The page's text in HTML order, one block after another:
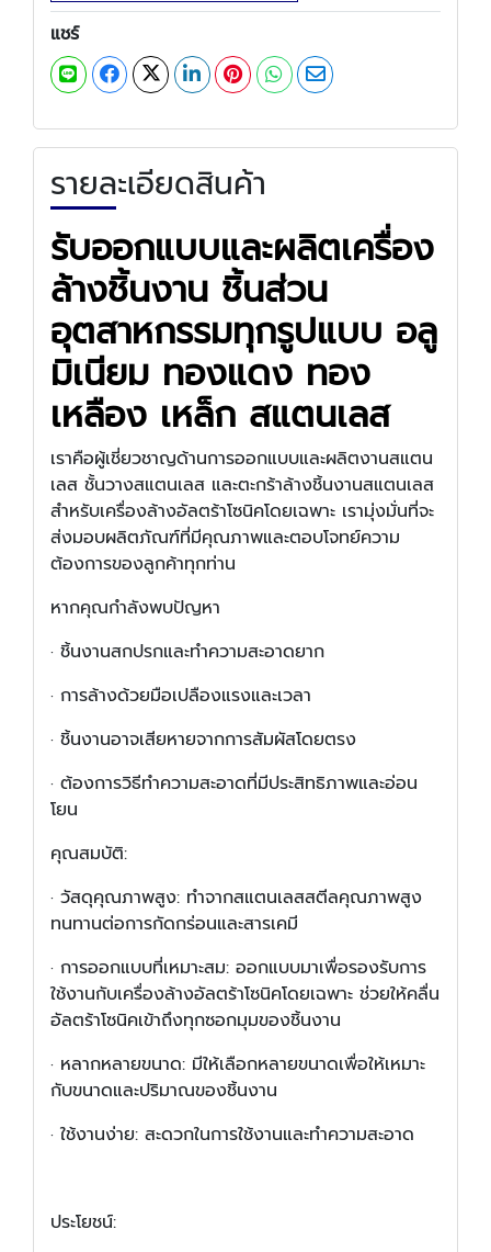
แชร์
รายละเอียดสินค้า
รับออกแบบและผลิตเครื่อง
ล้างชิ้นงาน ชิ้นส่วน
อุตสาหกรรมทุกรูปแบบ อลู
มิเนียม ทองแดง ทอง
เหลือง เหล็ก สแตนเลส
เราคือผู้เชี่ยวชาญด้านการออกแบบและผลิตงานสแตน
เลส ชั้นวางสแตนเลส และตะกร้าล้างชิ้นงานสแตนเลส
สำหรับเครื่องล้างอัลตร้าโซนิคโดยเฉพาะ เรามุ่งมั่นที่จะ
ส่งมอบผลิตภัณฑ์ที่มีคุณภาพและตอบโจทย์ความ
ต้องการของลูกค้าทุกท่าน
หากคุณกำลังพบปัญหา
· ชิ้นงานสกปรกและทำความสะอาดยาก
· การล้างด้วยมือเปลืองแรงและเวลา
· ชิ้นงานอาจเสียหายจากการสัมผัสโดยตรง
· ต้องการวิธีทำความสะอาดที่มีประสิทธิภาพและอ่อน
โยน
คุณสมบัติ:
· วัสดุคุณภาพสูง: ทำจากสแตนเลสสตีลคุณภาพสูง
ทนทานต่อการกัดกร่อนและสารเคมี
· การออกแบบที่เหมาะสม: ออกแบบมาเพื่อรองรับการ
ใช้งานกับเครื่องล้างอัลตร้าโซนิคโดยเฉพาะ ช่วยให้คลื่น
อัลตร้าโซนิคเข้าถึงทุกซอกมุมของชิ้นงาน
· หลากหลายขนาด: มีให้เลือกหลายขนาดเพื่อให้เหมาะ
กับขนาดและปริมาณของชิ้นงาน
· ใช้งานง่าย: สะดวกในการใช้งานและทำความสะอาด
ประโยชน์: